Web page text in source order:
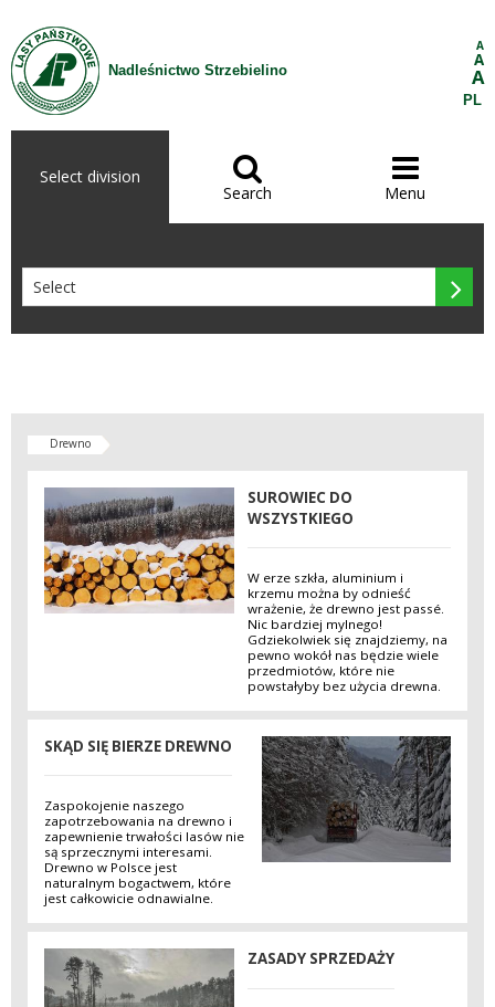
Skip to Content
Nadleśnictwo Strzebielino
A
A
A
PL
Select division 
Search

Menu

Drewno
SUROWIEC DO
WSZYSTKIEGO
W erze szkła, aluminium i
krzemu można by odnieść
wrażenie, że drewno jest passé.
Nic bardziej mylnego!
Gdziekolwiek się znajdziemy, na
pewno wokół nas będzie wiele
przedmiotów, które nie
powstałyby bez użycia drewna.
SKĄD SIĘ BIERZE DREWNO
Zaspokojenie naszego
zapotrzebowania na drewno i
zapewnienie trwałości lasów nie
są sprzecznymi interesami.
Drewno w Polsce jest
naturalnym bogactwem, które
jest całkowicie odnawialne.
ZASADY SPRZEDAŻY